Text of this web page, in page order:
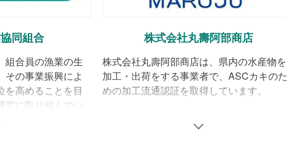
た環境で育てられています
こがイイね（3）社会編
、その分作業時間も減ります。以前は早朝から夕方
同組合
組合員の漁業の生
その事業振興によ
を高めることを目
に取り組んでい
を営む生産者の集
株式会社丸壽阿部商店
株式会社丸壽阿部商店は、県内の水産物を
加工・出荷をする事業者で、ASCカキのた
めの加工流通認証を取得しています。